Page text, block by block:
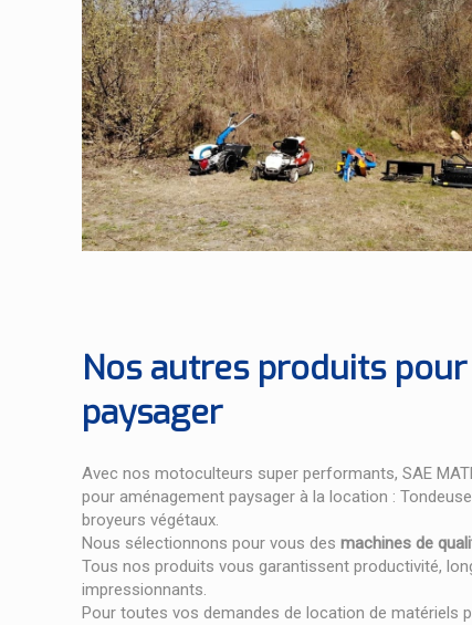
Nos autres produits
paysager
Avec nos motoculteurs super performants, SAE
pour aménagement paysager à la location :
broyeurs végétaux.
Nous sélectionnons pour vous desmachines de
Tous nos produits vous garantissent productivité,
impressionnants.
Pour toutes vos demandes de location de matériels